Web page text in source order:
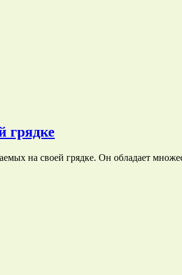
грядке
на своей грядке. Он обладает